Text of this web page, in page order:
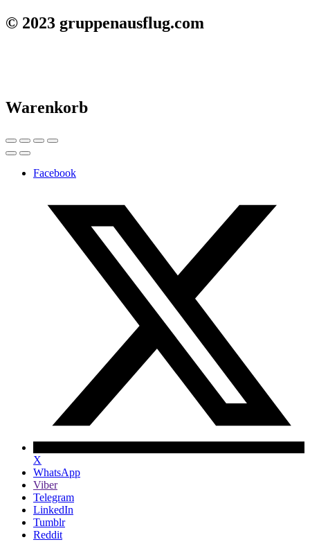
© 2023 gruppenausflug.com
Warenkorb
Facebook
X
WhatsApp
Viber
Telegram
LinkedIn
Tumblr
Reddit